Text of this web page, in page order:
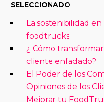
SELECCIONADO
La sostenibilidad
foodtrucks
¿ Cómo
cliente enfadado?
El Poder de los
Opiniones de los
Mejorar tu